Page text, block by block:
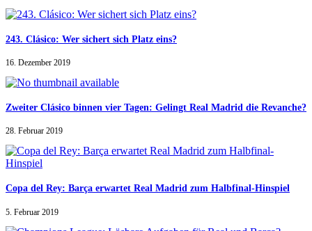
243. Clásico: Wer sichert sich Platz eins?
16. Dezember 2019
Zweiter Clásico binnen vier Tagen: Gelingt Real Madrid die Revanche?
28. Februar 2019
Copa del Rey: Barça erwartet Real Madrid zum Halbfinal-Hinspiel
5. Februar 2019